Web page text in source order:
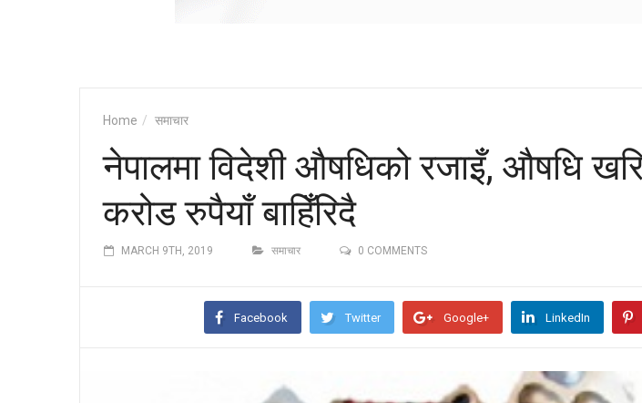
Home समाचार
नेपालमा विदेशी औषधिको रजाइँ, औषधि
करोड रुपैयाँ बाहिँरिदै
MARCH 9TH, 2019 समाचार 0 COMMENTS
Facebook Twitter Google+ LinkedIn